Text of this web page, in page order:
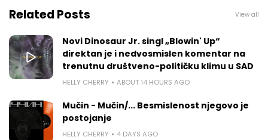
Related Posts View all
Novi Dinosaur Jr. singl „Blowin' Up“
direktan je i nedvosmislen komentar na
trenutnu društveno-političku klimu u SAD
HELLY CHERRY ABOUT 14 HOURS AGO
Mučin - Mučin/... Besmislenost njegovo je
postojanje
HELLY CHERRY 4 DAYS AGO